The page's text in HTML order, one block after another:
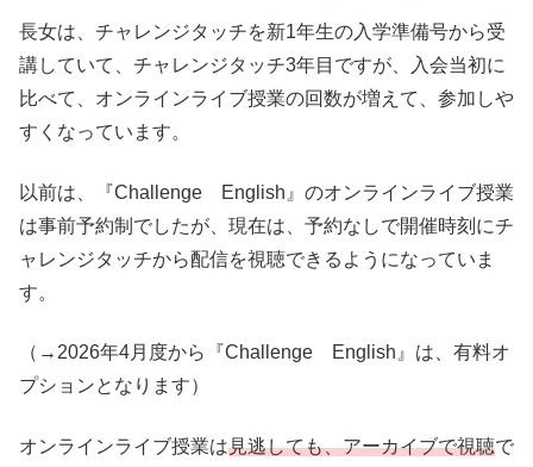
長女は、チャレンジタッチを新1年生の入学準備号から受
講していて、チャレンジタッチ3年目ですが、入会当初に
比べて、オンラインライブ授業の回数が増えて、参加しや
すくなっています。
以前は、『Challenge English』のオンラインライブ授業
は事前予約制でしたが、現在は、予約なしで開催時刻にチ
ャレンジタッチから配信を視聴できるようになっていま
す。
（→2026年4月度から『Challenge English』は、有料オ
プションとなります）
オンラインライブ授業は見逃しても、アーカイブで視聴で